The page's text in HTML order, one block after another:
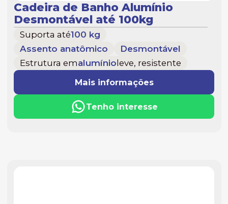
Cadeira de Banho Alumínio
Desmontável até 100kg
Suporta até100 kg
Assento anatômico
Desmontável
Estrutura emalumínio leve, resistente
Mais informações
Tenho interesse